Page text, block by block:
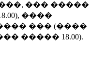
��� �����
����
��� (����
����� 18.00).